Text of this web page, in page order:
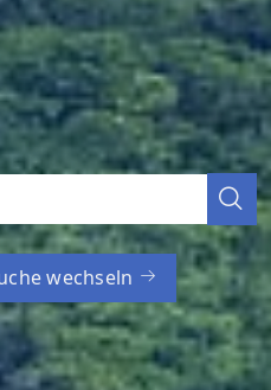
wechseln